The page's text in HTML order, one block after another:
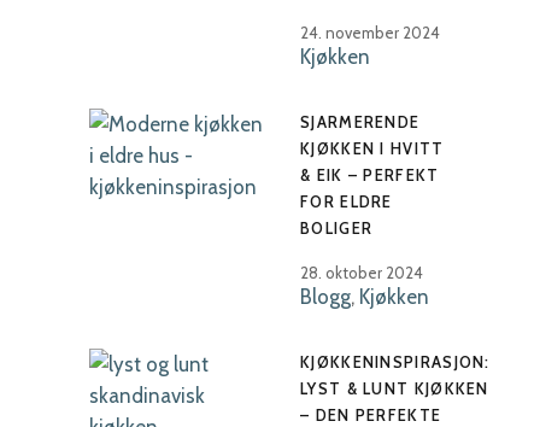
24. november 2024
Kjøkken
SJARMERENDE
KJØKKEN I HVITT
& EIK – PERFEKT
FOR ELDRE
BOLIGER
28. oktober 2024
Blogg, Kjøkken
KJØKKENINSPIRASJON:
LYST & LUNT KJØKKEN
– DEN PERFEKTE